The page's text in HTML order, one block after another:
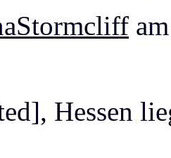
Hessen